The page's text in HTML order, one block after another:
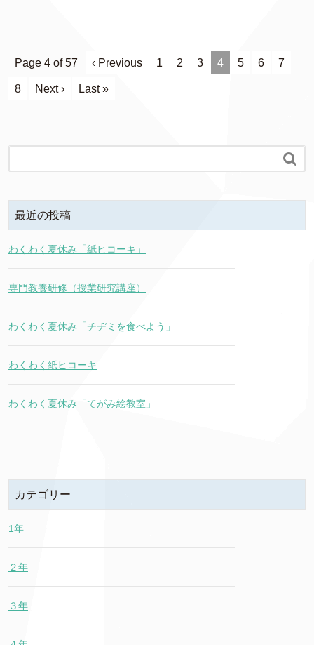
Page 4 of 57 ‹ Previous 1 2 3 4 5 6 7
8 Next › Last »

最近の投稿
わくわく夏休み「紙ヒコーキ」
専門教養研修（授業研究講座）
わくわく夏休み「チヂミを食べよう」
わくわく紙ヒコーキ
わくわく夏休み「てがみ絵教室」
カテゴリー
1年
２年
３年